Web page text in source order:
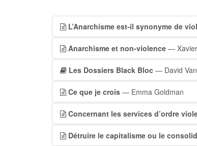
L’Anarchisme est-il synonyme de
Anarchisme et non-violence —
Les Dossiers Black Bloc — David
Ce que je crois — Emma Goldman
Concernant les services d’ordre
Détruire le capitalisme ou le